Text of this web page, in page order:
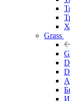
Grass